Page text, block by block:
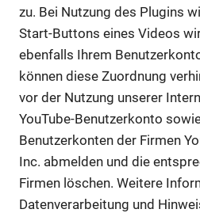
zu. Bei Nutzung des Plugins
Start-Buttons eines Videos
ebenfalls Ihrem
können diese Zuordnung
vor der Nutzung unserer
YouTube-Benutzerkonto
Benutzerkonten der Firmen
Inc. abmelden und die
Firmen löschen. Weitere
Datenverarbeitung und